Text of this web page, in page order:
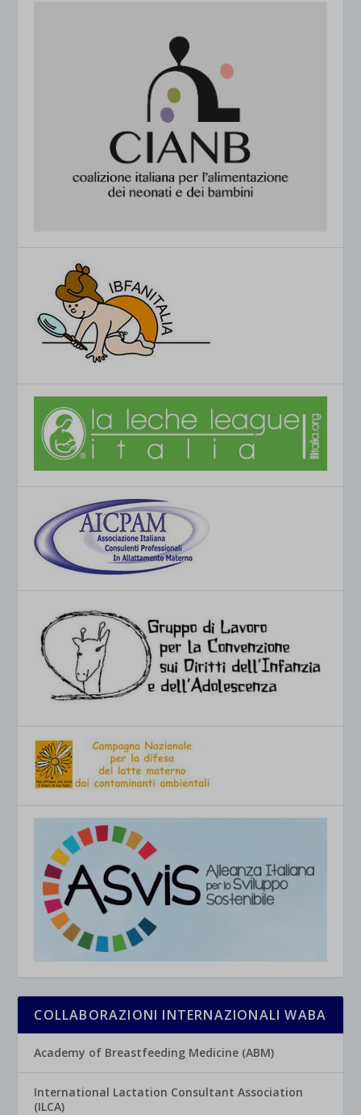
COLLABORAZIONI INTERNAZIONALI WABA
Academy of Breastfeeding Medicine (ABM)
International Lactation Consultant Association
(ILCA)